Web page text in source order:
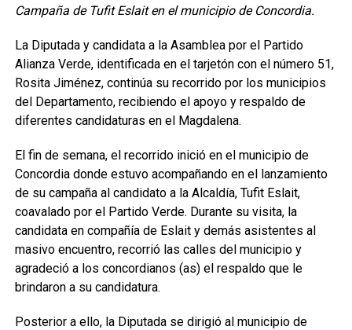
Campaña de Tufit Eslait en el municipio de Concordia.
La Diputada y candidata a la Asamblea por el Partido
Alianza Verde, identificada en el tarjetón con el número 51,
Rosita Jiménez, continúa su recorrido por los municipios
del Departamento, recibiendo el apoyo y respaldo de
diferentes candidaturas en el Magdalena.
El fin de semana, el recorrido inició en el municipio de
Concordia donde estuvo acompañando en el lanzamiento
de su campaña al candidato a la Alcaldía, Tufit Eslait,
coavalado por el Partido Verde. Durante su visita, la
candidata en compañía de Eslait y demás asistentes al
masivo encuentro, recorrió las calles del municipio y
agradeció a los concordianos (as) el respaldo que le
brindaron a su candidatura.
Posterior a ello, la Diputada se dirigió al municipio de